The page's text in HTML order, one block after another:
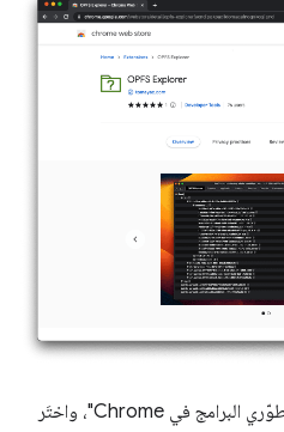
بعد تثبيت الإضافة، افتح "أدوات مطوّري البرامج في Chrome"، واختَر